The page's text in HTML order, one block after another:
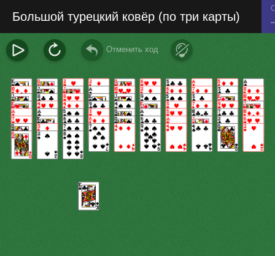
Большой турецкий ковёр (по три карты)
Отменить ход